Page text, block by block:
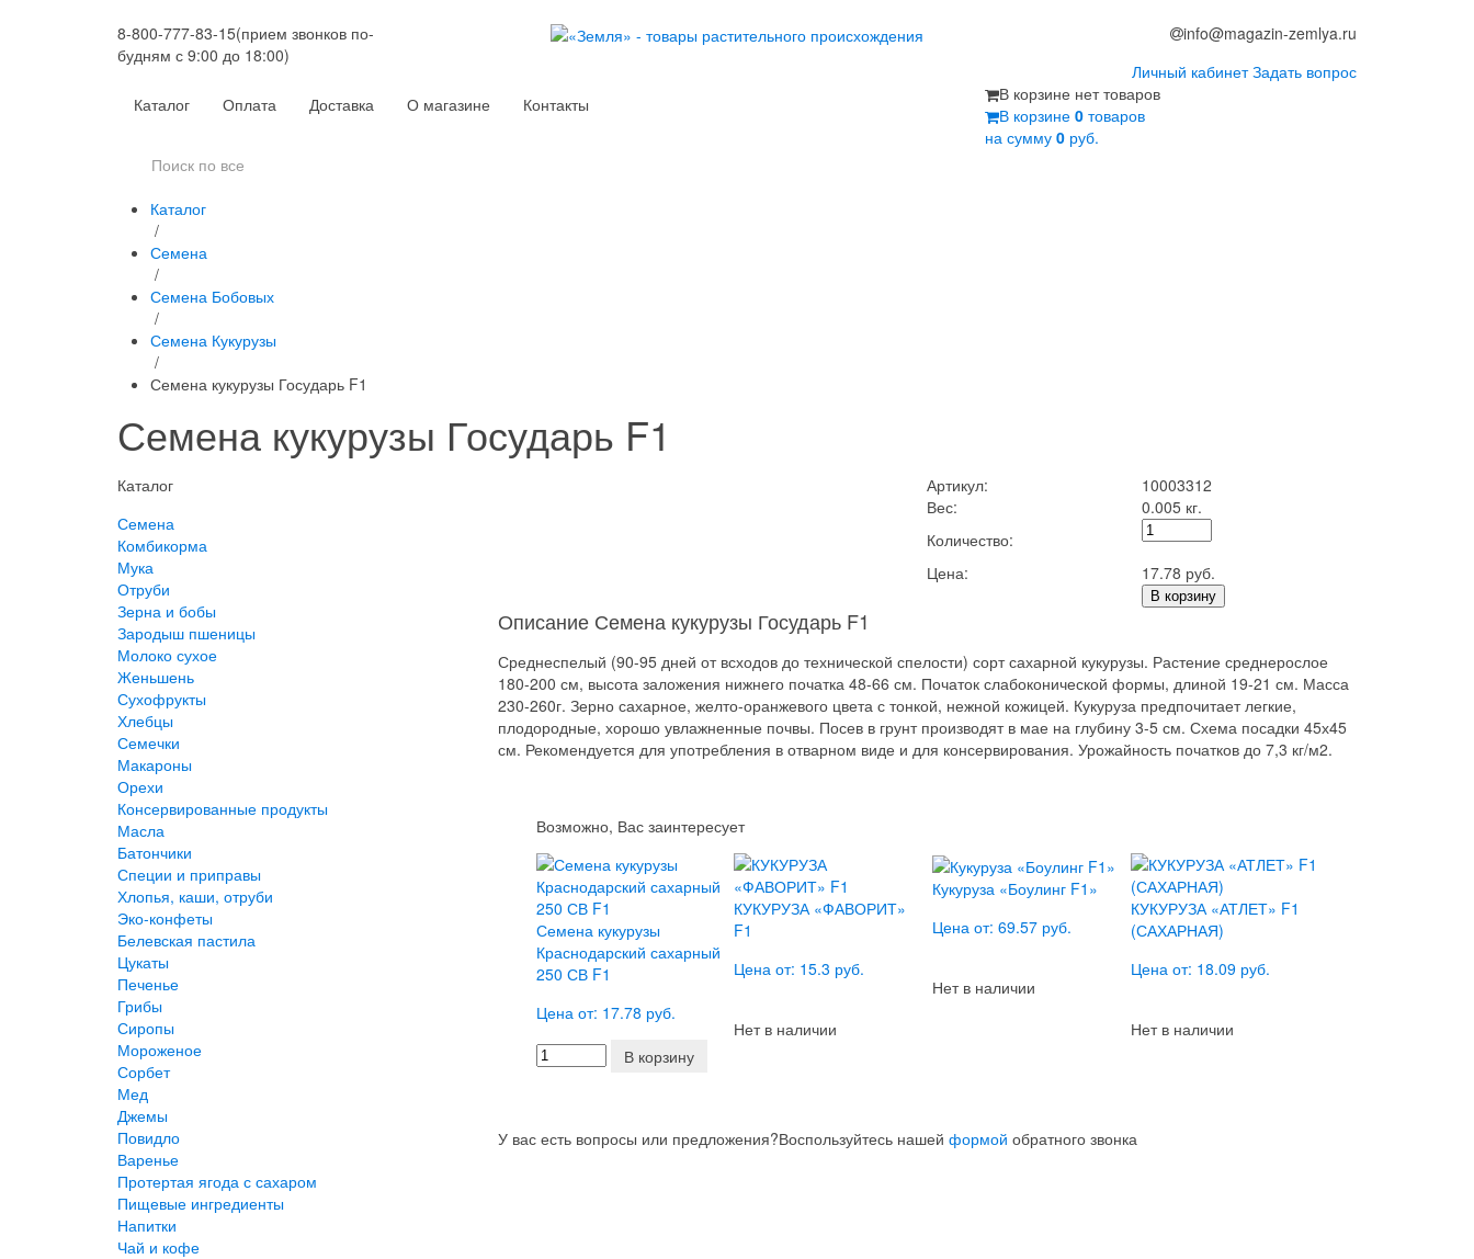
8-800-777-83-15(прием звонков по-
будням с 9:00 до 18:00)
info@magazin-zemlya.ru
Личный кабинет Задать вопрос
Каталог
Оплата Доставка О магазине Контакты
В корзине нет товаров
В корзине 0 товаров
на сумму 0 руб.
Каталог
/
Семена
/
Семена Бобовых
/
Семена Кукурузы
/
Семена кукурузы Государь F1
Семена кукурузы Государь F1
Каталог
Семена
Комбикорма
Мука
Отруби
Зерна и бобы
Зародыш пшеницы
Молоко сухое
Женьшень
Сухофрукты
Хлебцы
Семечки
Макароны
Орехи
Консервированные продукты
Масла
Батончики
Специи и приправы
Хлопья, каши, отруби
Эко-конфеты
Белевская пастила
Цукаты
Печенье
Грибы
Сиропы
Мороженое
Сорбет
Мед
Джемы
Повидло
Варенье
Протертая ягода с сахаром
Пищевые ингредиенты
Напитки
Чай и кофе
Артикул:
10003312
Вес:
0.005 кг.
Количество:
Цена:
17.78 руб.
В корзину
Описание Семена кукурузы Государь F1
Среднеспелый (90-95 дней от всходов до технической спелости) сорт сахарной кукурузы. Растение среднерослое
180-200 см, высота заложения нижнего початка 48-66 см. Початок слабоконической формы, длиной 19-21 см. Масса
230-260г. Зерно сахарное, желто-оранжевого цвета с тонкой, нежной кожицей. Кукуруза предпочитает легкие,
плодородные, хорошо увлажненные почвы. Посев в грунт производят в мае на глубину 3-5 см. Схема посадки 45х45
см. Рекомендуется для употребления в отварном виде и для консервирования. Урожайность початков до 7,3 кг/м2.
Возможно, Вас заинтересует
Семена кукурузы
Краснодарский сахарный
250 СВ F1
Цена от: 17.78 руб.
В корзину
КУКУРУЗА «ФАВОРИТ»
F1
Цена от: 15.3 руб.
Нет в наличии
Кукуруза «Боулинг F1»
Цена от: 69.57 руб.
Нет в наличии
КУКУРУЗА «АТЛЕТ» F1
(САХАРНАЯ)
Цена от: 18.09 руб.
Нет в наличии
У вас есть вопросы или предложения?Воспользуйтесь нашей формой обратного звонка